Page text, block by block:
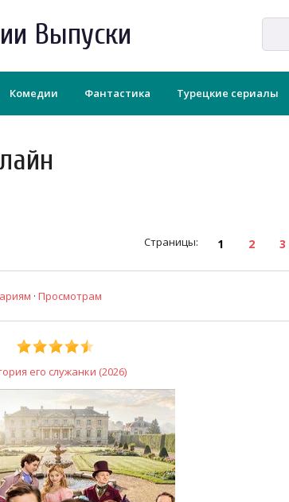
Выпуски
Комедии Фантастика Турецкие сериалы
Страницы: 1 2 3
· Просмотрам
его служанки (2026)